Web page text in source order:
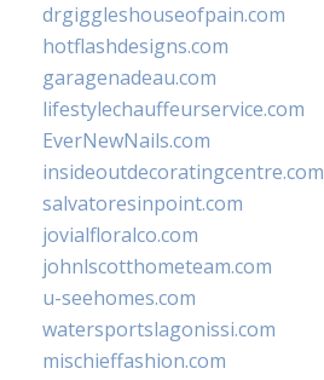
drgiggleshouseofpain.com
hotflashdesigns.com
garagenadeau.com
lifestylechauffeurservice.com
EverNewNails.com
insideoutdecoratingcentre.com
salvatoresinpoint.com
jovialfloralco.com
johnlscotthometeam.com
u-seehomes.com
watersportslagonissi.com
mischieffashion.com